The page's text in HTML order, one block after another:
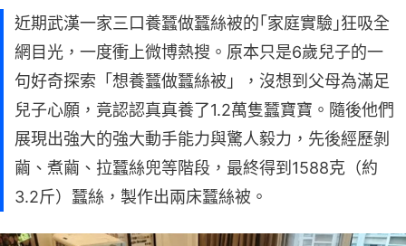
近期武漢一家三口養蠶做蠶絲被的｢家庭實驗｣狂吸全
網目光，一度衝上微博熱搜。原本只是6歲兒子的一
句好奇探索「想養蠶做蠶絲被」，沒想到父母為滿足
兒子心願，竟認認真真養了1.2萬隻蠶寶寶。隨後他們
展現出強大的強大動手能力與驚人毅力，先後經歷剝
繭、煮繭、拉蠶絲兜等階段，最終得到1588克（約
3.2斤）蠶絲，製作出兩床蠶絲被。